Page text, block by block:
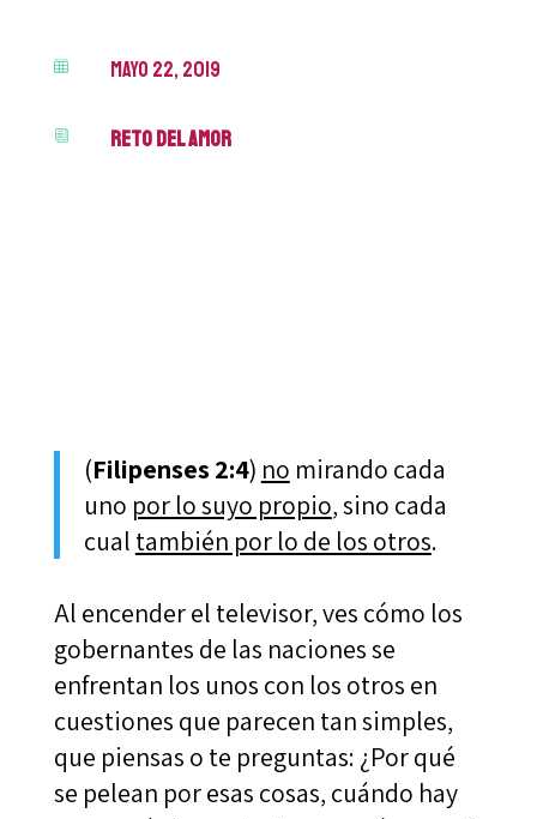
 mayo 22, 2019
i Reto del Amor
(Filipenses 2:4) no mirando cada
uno por lo suyo propio, sino cada
cual también por lo de los otros.
Al encender el televisor, ves cómo los
gobernantes de las naciones se
enfrentan los unos con los otros en
cuestiones que parecen tan simples,
que piensas o te preguntas: ¿Por qué
se pelean por esas cosas, cuándo hay